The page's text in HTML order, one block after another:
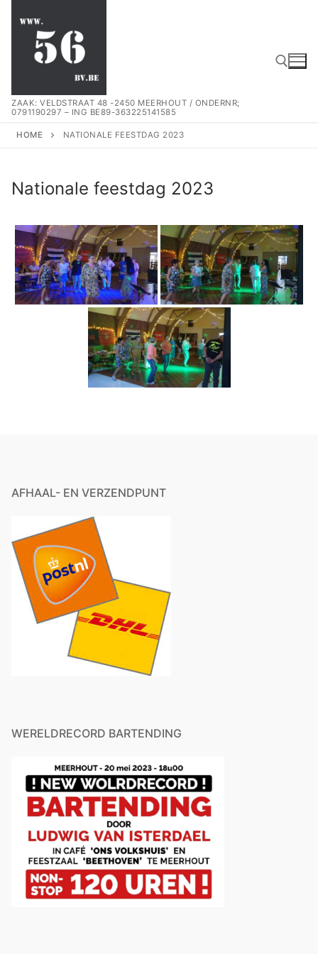
naar
inhoud
ZAAK: VELDSTRAAT 48 -2450 MEERHOUT / ONDERNR;
0791190297 – ING BE89-363225141585
HOME NATIONALE FEESTDAG 2023
Nationale feestdag 2023
AFHAAL- EN VERZENDPUNT
WERELDRECORD BARTENDING